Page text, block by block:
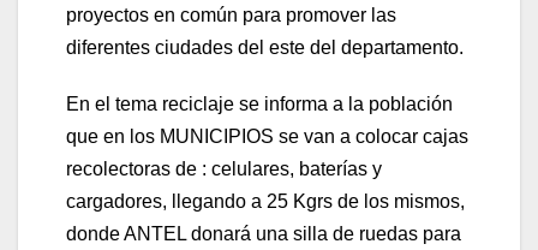
proyectos en común para promover las
diferentes ciudades del este del departamento.
En el tema reciclaje se informa a la población
que en los MUNICIPIOS se van a colocar cajas
recolectoras de : celulares, baterías y
cargadores, llegando a 25 Kgrs de los mismos,
donde ANTEL donará una silla de ruedas para